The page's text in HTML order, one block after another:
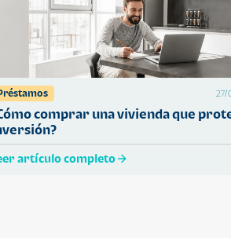
27/
comprar una vivienda que
artículo completo